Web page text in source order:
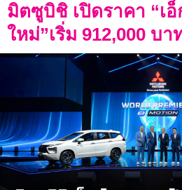
มิตซูบิชิ เปิดราคา “เ
ใหม่”เริ่ม 912,000 บา